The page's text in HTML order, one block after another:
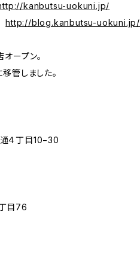
kanbutsu-uokuni.jp/
http://blog.kanbutsu-uokuni.jp/
ープン。
管しました。
４丁目10−30
目76